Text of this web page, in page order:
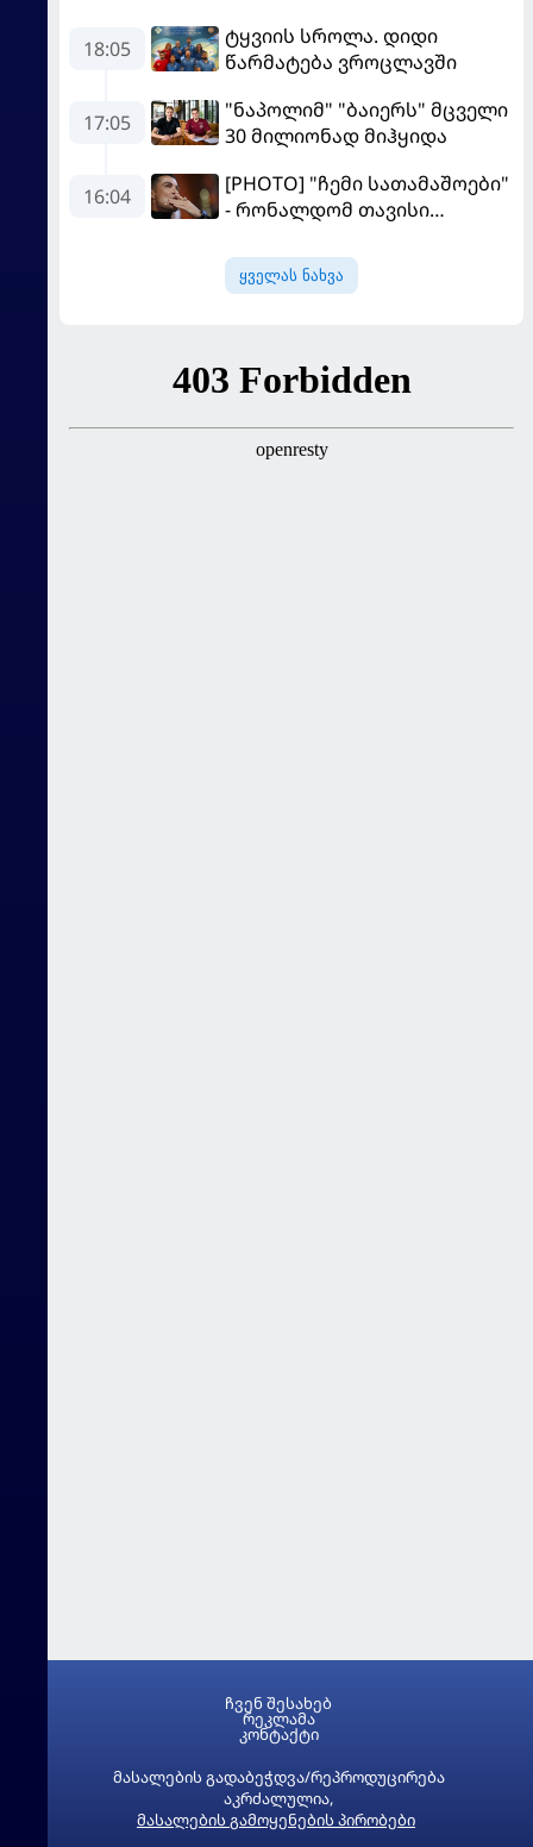
18:05
ტყვიის სროლა. დიდი
წარმატება ვროცლავში
17:05
"ნაპოლიმ" "ბაიერს" მცველი
30 მილიონად მიჰყიდა
16:04
[PHOTO] "ჩემი სათამაშოები"
- რონალდომ თავისი
ყველას ნახვა
მასალების გადაბეჭდვა/რეპროდუცირება
აკრძალულია,
მასალების გამოყენების პირობები
ჩვენ შესახებ
რეკლამა
კონტაქტი